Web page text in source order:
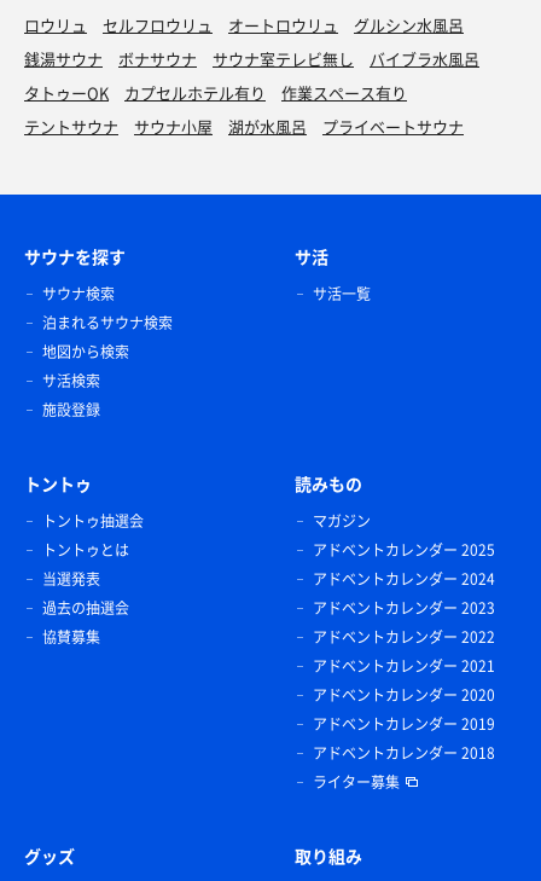
ロウリュ セルフロウリュ オートロウリュ
グルシン水風呂
銭湯サウナ
ボナサウナ サウナ室テレビ無し
バイブラ水風呂
タトゥーOK
カプセルホテル有り
作業スペース有り
テントサウナ
サウナ小屋 湖が水風呂 プライベートサウナ
サウナを探す
サウナ検索
泊まれるサウナ検索
地図から検索
サ活検索
施設登録
サ活
サ活一覧
トントゥ
トントゥ抽選会
トントゥとは
当選発表
過去の抽選会
協賛募集
読みもの
マガジン
アドベントカレンダー 2025
アドベントカレンダー 2024
アドベントカレンダー 2023
アドベントカレンダー 2022
アドベントカレンダー 2021
アドベントカレンダー 2020
アドベントカレンダー 2019
アドベントカレンダー 2018
ライター募集
グッズ 取り組み